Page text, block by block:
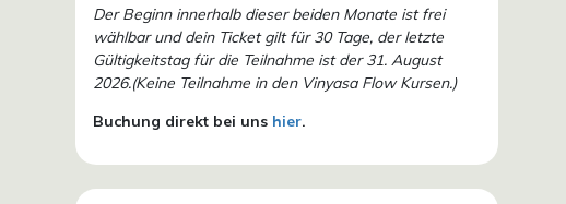
Der Beginn innerhalb dieser beiden Monate ist frei
wählbar und dein Ticket gilt für 30 Tage, der letzte
Gültigkeitstag für die Teilnahme ist der 31. August
2026.(Keine Teilnahme in den Vinyasa Flow Kursen.)
Buchung direkt bei uns hier.